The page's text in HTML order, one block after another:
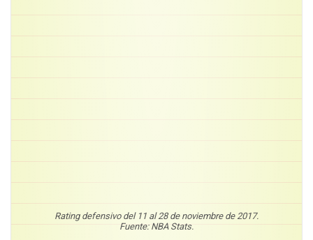
Rating defensivo del 11 al 28 de noviembre de 2017.
Fuente: NBA Stats.